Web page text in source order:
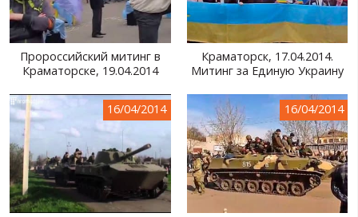
ВИДЕО СМИ
АМАТОРСКОЕ ВИДЕО
ХУДОЖЕСТВЕНЫЕ И ДОКУМЕНТАЛЬНЫЕ ПРОЕКТЫ
МИР ПРО УКРАИНУ
ПУБЛИЧНЫЕ ЛЮДИ
РОССИЙСКО-УКРАИНСКАЯ ВОЙНА
WINTER ON FIRE: UKRAINE'S FIGHT FOR FREEDOM
Пророссийский митинг в
Краматорске, 19.04.2014
Краматорск, 17.04.2014.
Митинг за Единую Украину
16/04/2014 16/04/2014